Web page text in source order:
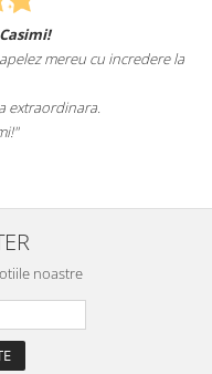
mereu cu incredere la
extraordinara.
noastre